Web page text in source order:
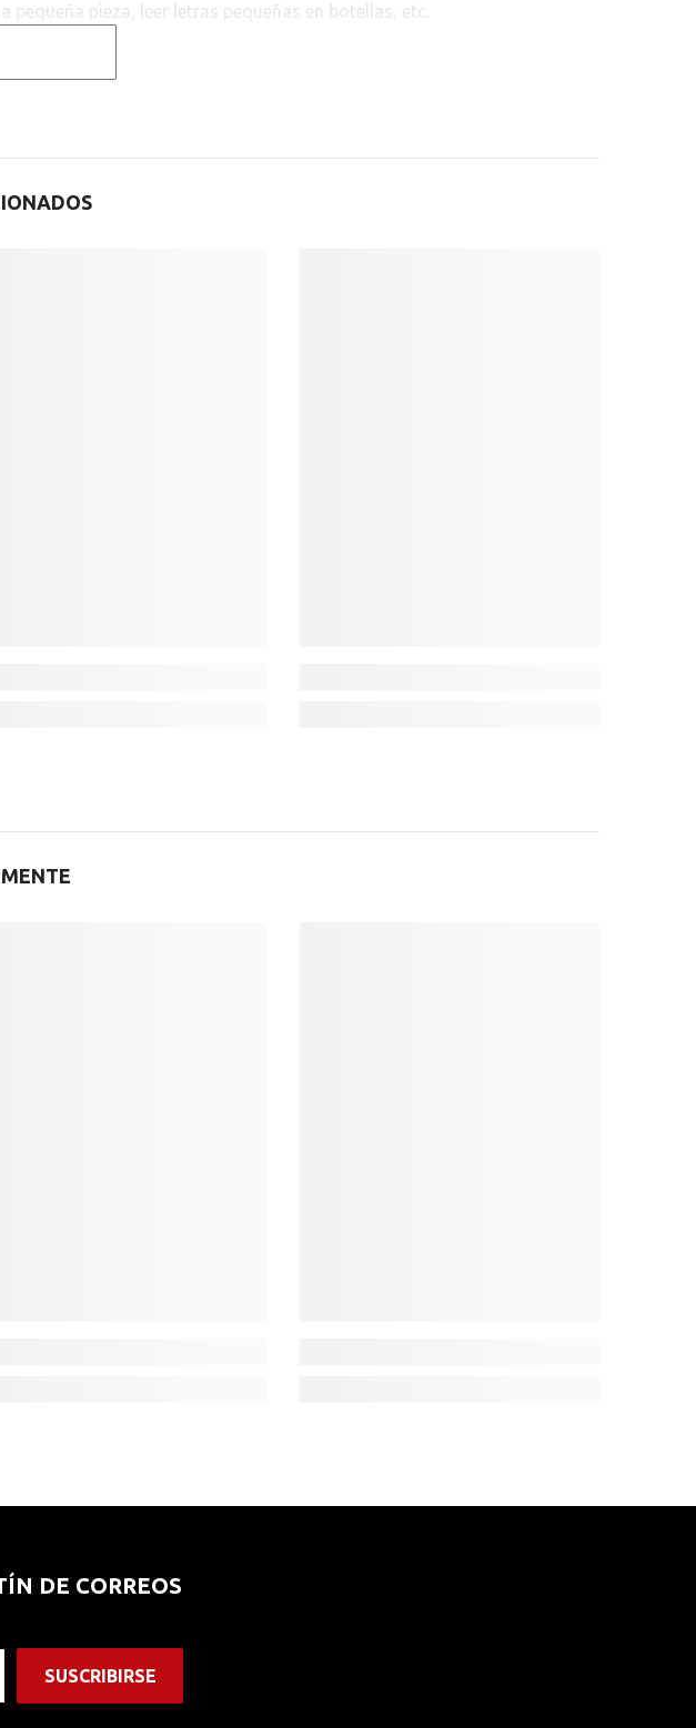
pieza, leer letras pequeñas en botellas, etc.
DE CORREOS
SUSCRIBIRSE